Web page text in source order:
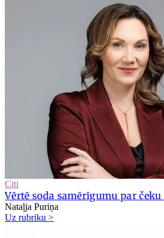
Citi
Vērtē soda samērīgumu par
Nataļja Puriņa
Uz rubriku >